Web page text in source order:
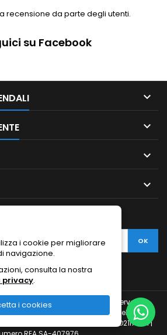
recensione da parte degli utenti.
su Facebook




i cookie per migliorare
navigazione.
consulta la nostra
privacy.
i cookies
Ristodesk : tutti i diritti sono riservati |
Di Carluccio | via Francesco Spinelli, 104 |
04793260656 e C.F. DCRPQL78D21I720H |